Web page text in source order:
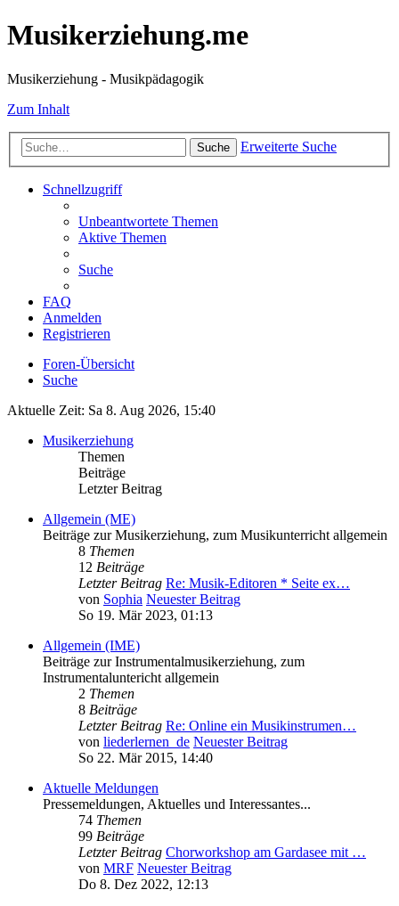
Musikerziehung.me
Musikerziehung - Musikpädagogik
Zum Inhalt
Suche Erweiterte Suche
Schnellzugriff
Unbeantwortete Themen
Aktive Themen
Suche
FAQ
Anmelden
Registrieren
Foren-Übersicht
Suche
Aktuelle Zeit: Sa 8. Aug 2026, 15:40
Musikerziehung
Themen
Beiträge
Letzter Beitrag
Allgemein (ME)
Beiträge zur Musikerziehung, zum Musikunterricht allgemein
8 Themen
12 Beiträge
Letzter Beitrag Re: Musik-Editoren * Seite ex…
von Sophia Neuester Beitrag
So 19. Mär 2023, 01:13
Allgemein (IME)
Beiträge zur Instrumentalmusikerziehung, zum
Instrumentaluntericht allgemein
2 Themen
8 Beiträge
Letzter Beitrag Re: Online ein Musikinstrumen…
von liederlernen_de Neuester Beitrag
So 22. Mär 2015, 14:40
Aktuelle Meldungen
Pressemeldungen, Aktuelles und Interessantes...
74 Themen
99 Beiträge
Letzter Beitrag Chorworkshop am Gardasee mit …
von MRF Neuester Beitrag
Do 8. Dez 2022, 12:13